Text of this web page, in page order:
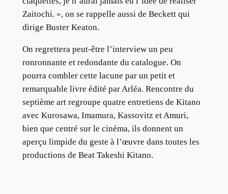
Zaitochi. », on se rappelle aussi de Beckett qui
dirige Buster Keaton.
On regrettera peut-être l’interview un peu
ronronnante et redondante du catalogue. On
pourra combler cette lacune par un petit et
remarquable livre édité par Arléa. Rencontre du
septième art regroupe quatre entretiens de Kitano
avec Kurosawa, Imamura, Kassovitz et Amuri,
bien que centré sur le cinéma, ils donnent un
aperçu limpide du geste à l’œuvre dans toutes les
productions de Beat Takeshi Kitano.